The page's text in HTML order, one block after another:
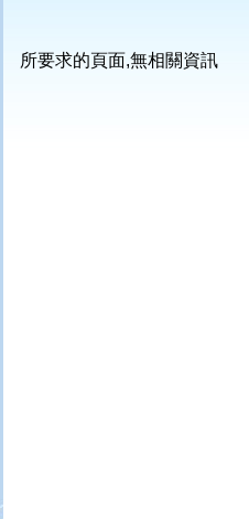
所要求的頁面,無相關資訊